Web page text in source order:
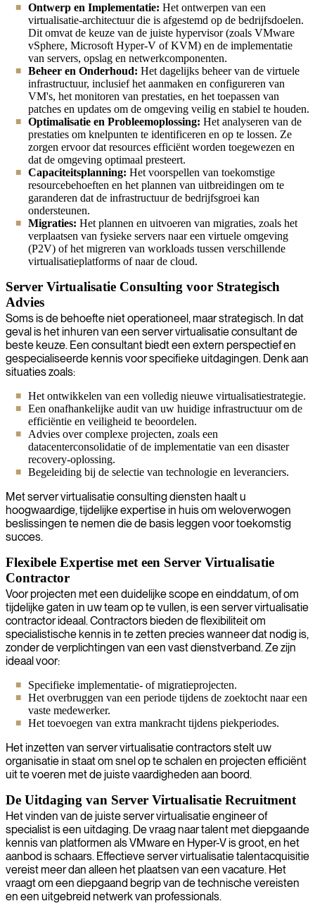
Ontwerp en Implementatie: Het ontwerpen van een
virtualisatie-architectuur die is afgestemd op de bedrijfsdoelen.
Dit omvat de keuze van de juiste hypervisor (zoals VMware
vSphere, Microsoft Hyper-V of KVM) en de implementatie
van servers, opslag en netwerkcomponenten.
Beheer en Onderhoud: Het dagelijks beheer van de virtuele
infrastructuur, inclusief het aanmaken en configureren van
VM's, het monitoren van prestaties, en het toepassen van
patches en updates om de omgeving veilig en stabiel te houden.
Optimalisatie en Probleemoplossing: Het analyseren van de
prestaties om knelpunten te identificeren en op te lossen. Ze
zorgen ervoor dat resources efficiënt worden toegewezen en
dat de omgeving optimaal presteert.
Capaciteitsplanning: Het voorspellen van toekomstige
resourcebehoeften en het plannen van uitbreidingen om te
garanderen dat de infrastructuur de bedrijfsgroei kan
ondersteunen.
Migraties: Het plannen en uitvoeren van migraties, zoals het
verplaatsen van fysieke servers naar een virtuele omgeving
(P2V) of het migreren van workloads tussen verschillende
virtualisatieplatforms of naar de cloud.
Server Virtualisatie Consulting voor Strategisch
Advies
Soms is de behoefte niet operationeel, maar strategisch. In dat
geval is het inhuren van een server virtualisatie consultant de
beste keuze. Een consultant biedt een extern perspectief en
gespecialiseerde kennis voor specifieke uitdagingen. Denk aan
situaties zoals:
Het ontwikkelen van een volledig nieuwe virtualisatiestrategie.
Een onafhankelijke audit van uw huidige infrastructuur om de
efficiëntie en veiligheid te beoordelen.
Advies over complexe projecten, zoals een
datacenterconsolidatie of de implementatie van een disaster
recovery-oplossing.
Begeleiding bij de selectie van technologie en leveranciers.
Met server virtualisatie consulting diensten haalt u
hoogwaardige, tijdelijke expertise in huis om weloverwogen
beslissingen te nemen die de basis leggen voor toekomstig
succes.
Flexibele Expertise met een Server Virtualisatie
Contractor
Voor projecten met een duidelijke scope en einddatum, of om
tijdelijke gaten in uw team op te vullen, is een server virtualisatie
contractor ideaal. Contractors bieden de flexibiliteit om
specialistische kennis in te zetten precies wanneer dat nodig is,
zonder de verplichtingen van een vast dienstverband. Ze zijn
ideaal voor:
Specifieke implementatie- of migratieprojecten.
Het overbruggen van een periode tijdens de zoektocht naar een
vaste medewerker.
Het toevoegen van extra mankracht tijdens piekperiodes.
Het inzetten van server virtualisatie contractors stelt uw
organisatie in staat om snel op te schalen en projecten efficiënt
uit te voeren met de juiste vaardigheden aan boord.
De Uitdaging van Server Virtualisatie Recruitment
Het vinden van de juiste server virtualisatie engineer of
specialist is een uitdaging. De vraag naar talent met diepgaande
kennis van platformen als VMware en Hyper-V is groot, en het
aanbod is schaars. Effectieve server virtualisatie talentacquisitie
vereist meer dan alleen het plaatsen van een vacature. Het
vraagt om een diepgaand begrip van de technische vereisten
en een uitgebreid netwerk van professionals.